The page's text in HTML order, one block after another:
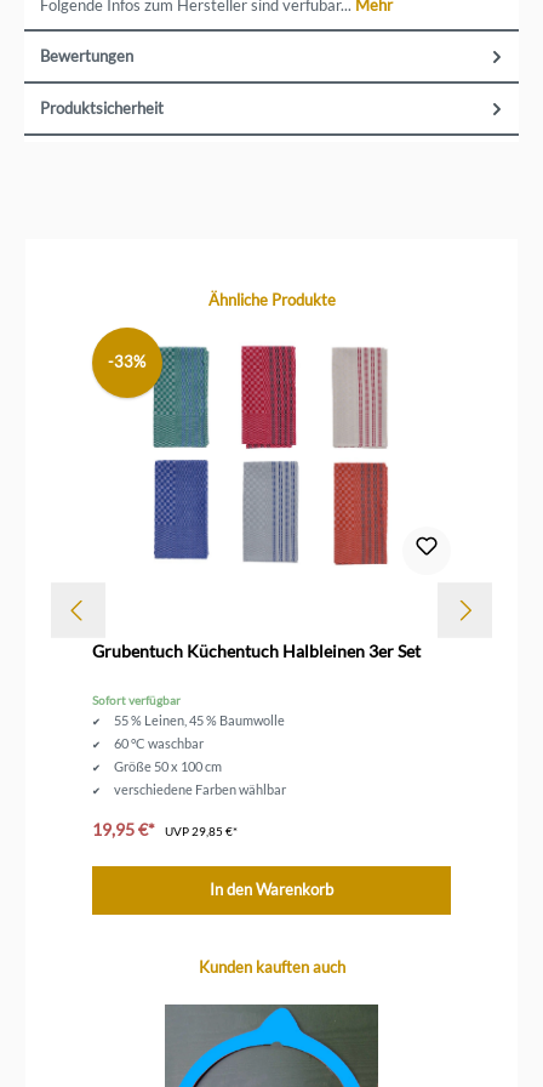
Beispiel die praktischen Abtropfgestelle drip-line und drip-it
für die Spüle. Endlich gibt es eine gute Lösung, um
Spültücher zu trocknen und Flaschen abtropfen zu lassen,
ohne dass sie umfallen oder zu viel Platz verbraucht wird.
Ein direkter Kontakt zu der Marke ist möglich über
info@brainstream.de
Folgende Infos zum Hersteller sind verfübar... Mehr
Bewertungen
Produktsicherheit
Produktgalerie überspringenÄhnliche Produkte
-33%
Grubentuch Küchentuch Halbleinen 3er Set
Sofort verfügbar
55 % Leinen, 45 % Baumwolle
60 °C waschbar
Größe 50 x 100 cm
verschiedene Farben wählbar
19,95 €* UVP29,85 €*
In den Warenkorb
Produktgalerie überspringenKunden kauften auch